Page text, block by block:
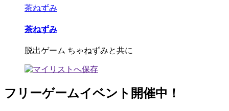
茶ねずみ
茶ねずみ
脱出ゲーム ちゃねずみと共に
フリーゲームイベント開催中！